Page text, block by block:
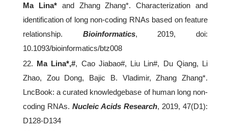
Ma Lina*and Zhang Zhang*. Characterization and
identification of long non-coding RNAs based on feature
relationship. Bioinformatics, 2019, doi:
10.1093/bioinformatics/btz008
22. Ma Lina*,#, Cao Jiabao#, Liu Lin#, Du Qiang, Li
Zhao, Zou Dong, Bajic B. Vladimir, Zhang Zhang*.
LncBook: a curated knowledgebase of human long non-
coding RNAs. Nucleic Acids Research, 2019, 47(D1):
D128-D134